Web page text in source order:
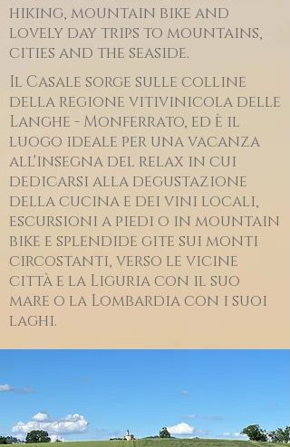
hiking, mountain bike and
lovely day trips to mountains,
cities and the seaside.
Il Casale sorge sulle colline
della regione vitivinicola delle
Langhe - Monferrato, ed è il
luogo ideale per una vacanza
all'insegna del relax in cui
dedicarsi alla degustazione
della cucina e dei vini locali,
escursioni a piedi o in mountain
bike e splendide gite sui monti
circostanti, verso le vicine
città e la Liguria con il suo
mare o la Lombardia con i suoi
laghi.